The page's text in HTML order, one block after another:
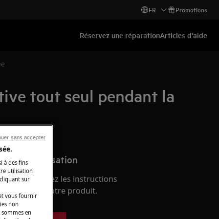
FR Promotions
Réservez une réparationArticles d'aide
tout seul pendant la
d'utilisation
et trouvez les instructions
relatifs à votre produit.
à des fins
utilisation
sur
vous fournir
non
en
sans accepter